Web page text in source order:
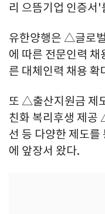
리 으뜸기업 인증서'
유한양행은 △글로
에 따른 전문인력
른 대체인력 채용 확
또 △출산지원금 제
친화 복리후생 제공
선 등 다양한 제도를
에 앞장서 왔다.